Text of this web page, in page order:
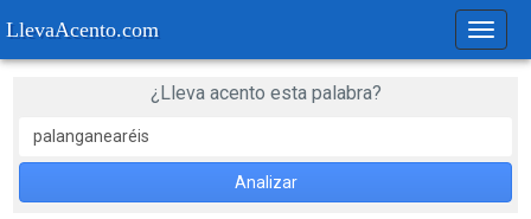
LlevaAcento.com
de
¿Lleva acento esta palabra?
Analizar